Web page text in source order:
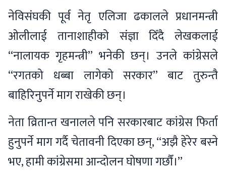
नेविसंघकी पूर्व नेतृ एलिजा ढकालले प्रधानमन्त्री
ओलीलाई तानाशाहीको संज्ञा दिँदै लेखकलाई
“नालायक गृहमन्त्री” भनेकी छन्। उनले कांग्रेसले
“रगतको धब्बा लागेको सरकार” बाट तुरुन्तै
बाहिरिनुपर्ने माग राखेकी छन्।
नेता व्रितान्त खनालले पनि सरकारबाट कांग्रेस फिर्ता
हुनुपर्ने माग गर्दै चेतावनी दिएका छन्, “अझै हेरेर बस्ने
भए, हामी कांग्रेसमा आन्दोलन घोषणा गर्छौं।”